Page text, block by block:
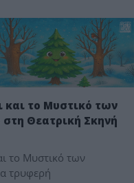
και το Μυστικό των
Θεατρική Σκηνή
το Μυστικό των
τρυφερή